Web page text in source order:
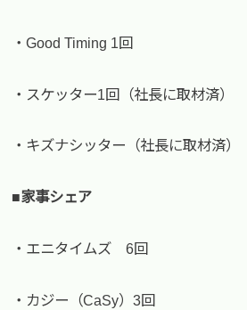
・Good Timing 1回
・スケッター1回（社長に取材済）
・キズナシッター（社長に取材済）
■家事シェア
・エニタイムズ 6回
・カジー（CaSy）3回